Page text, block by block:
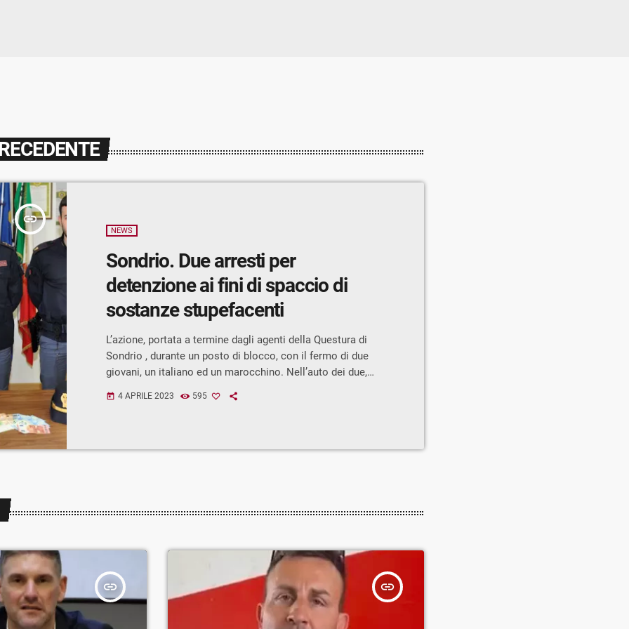
insert_link
NEWS
Sondrio. Due arresti per
detenzione ai fini di spaccio di
sostanze stupefacenti
L’azione, portata a termine dagli agenti della Questura di
Sondrio , durante un posto di blocco, con il fermo di due
giovani, un italiano ed un marocchino. Nell’auto dei due,
rinvenuto dapprima 43.47 grammi di cocaina. A seguito di
uno contenente poco più di un […]
today 4 APRILE 2023 595
insert_link insert_link